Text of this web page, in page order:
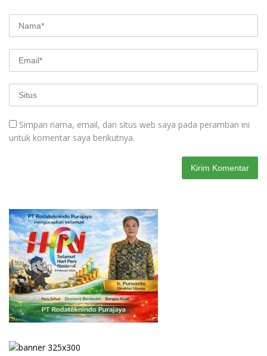
Simpan nama, email, dan situs web saya pada peramban ini
untuk komentar saya berikutnya.